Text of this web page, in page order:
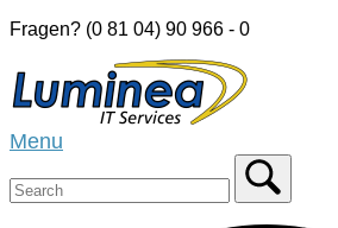
Skip
content
Fragen? (0 81 04) 90 966 - 0
Home
Menu